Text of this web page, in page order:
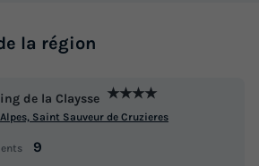
la région
de la Claysse ★★★★
Saint Sauveur de Cruzieres
9